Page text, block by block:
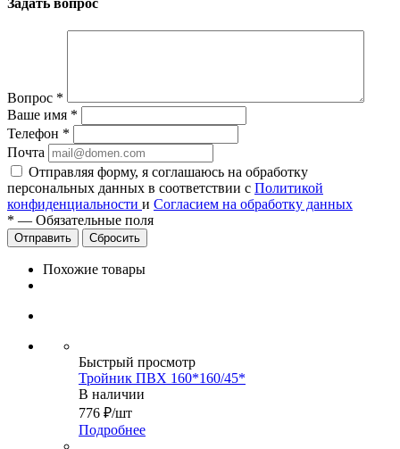
Задать вопрос
Вопрос *
Ваше имя *
Телефон *
Почта
Отправляя форму, я соглашаюсь на обработку
персональных данных в соответствии с Политикой
конфиденциальности и Согласием на обработку данных
* — Обязательные поля
Сбросить
Похожие товары
Быстрый просмотр
Тройник ПВХ 160*160/45*
В наличии
776 ₽/шт
Подробнее